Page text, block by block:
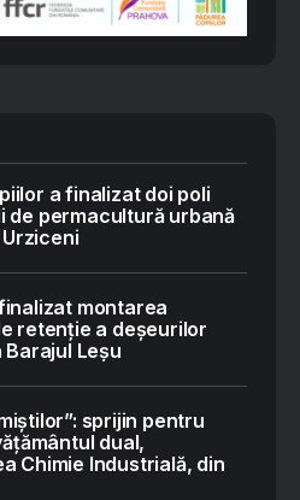
a finalizat doi poli
de permacultură urbană
montarea
retenție a deșeurilor
Leșu
sprijin pentru
dual,
Chimie Industrială, din